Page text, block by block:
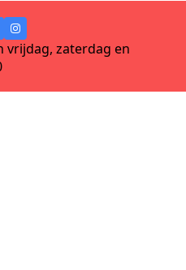
vrijdag, zaterdag en